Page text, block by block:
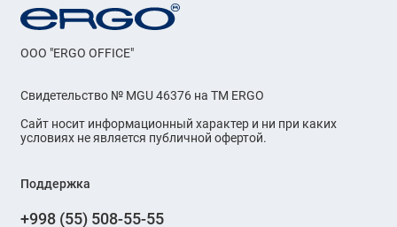
OOO "ERGO OFFICE"
Свидетельство № MGU 46376 на ТМ ERGO
Сайт носит информационный характер и ни при каких
условиях не является публичной офертой.
Поддержка
+998 (55) 508-55-55